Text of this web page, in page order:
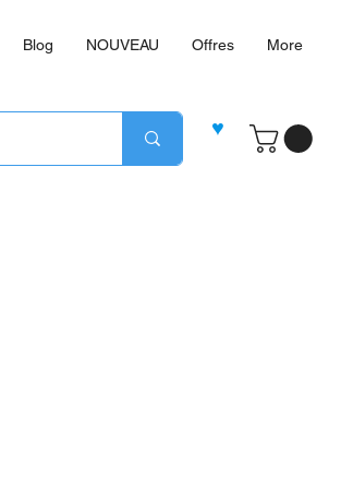
Blog NOUVEAU Offres More
♥